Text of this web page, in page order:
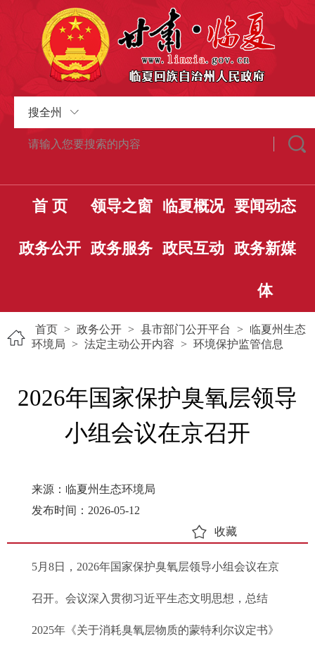
搜全州
首 页 领导之窗 临夏概况 要闻动态
政务公开 政务服务 政民互动 政务新媒
体
首页 > 政务公开 > 县市部门公开平台 > 临夏州生态
环境局 > 法定主动公开内容 > 环境保护监管信息
2026年国家保护臭氧层领导
小组会议在京召开
来源：临夏州生态环境局
发布时间：2026-05-12
收藏
5月8日，2026年国家保护臭氧层领导小组会议在京
召开。会议深入贯彻习近平生态文明思想，总结
2025年《关于消耗臭氧层物质的蒙特利尔议定书》